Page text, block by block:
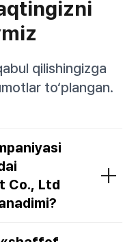
qilishingizga
to‘plangan.
Co., Ltd